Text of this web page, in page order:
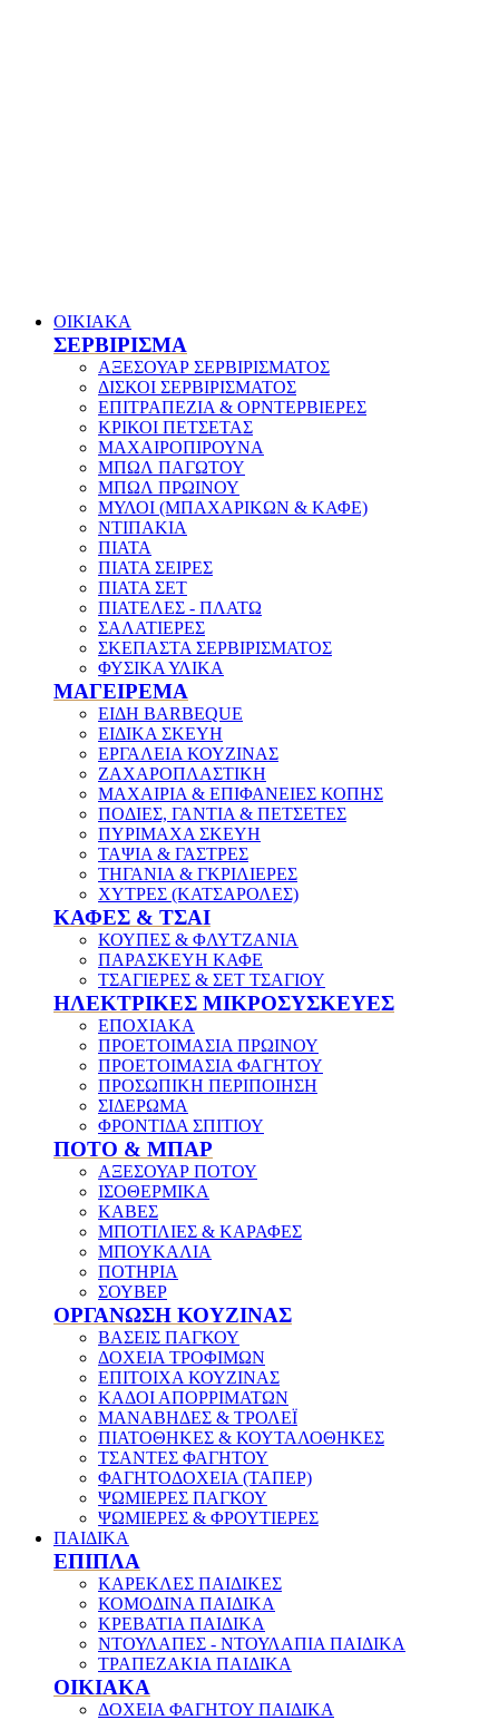
ΟΙΚΙΑΚΑ
ΣΕΡΒΙΡΙΣΜΑ
ΑΞΕΣΟΥΑΡ ΣΕΡΒΙΡΙΣΜΑΤΟΣ
ΔΙΣΚΟΙ ΣΕΡΒΙΡΙΣΜΑΤΟΣ
ΕΠΙΤΡΑΠΕΖΙΑ & ΟΡΝΤΕΡΒΙΕΡΕΣ
ΚΡΙΚΟΙ ΠΕΤΣΕΤΑΣ
ΜΑΧΑΙΡΟΠΙΡΟΥΝΑ
ΜΠΩΛ ΠΑΓΩΤΟΥ
ΜΠΩΛ ΠΡΩΙΝΟΥ
ΜΥΛΟΙ (ΜΠΑΧΑΡΙΚΩΝ & ΚΑΦΕ)
ΝΤΙΠΑΚΙΑ
ΠΙΑΤΑ
ΠΙΑΤΑ ΣΕΙΡΕΣ
ΠΙΑΤΑ ΣΕΤ
ΠΙΑΤΕΛΕΣ - ΠΛΑΤΩ
ΣΑΛΑΤΙΕΡΕΣ
ΣΚΕΠΑΣΤΑ ΣΕΡΒΙΡΙΣΜΑΤΟΣ
ΦΥΣΙΚΑ ΥΛΙΚΑ
ΜΑΓΕΙΡΕΜΑ
ΕΙΔΗ BARBEQUE
ΕΙΔΙΚΑ ΣΚΕΥΗ
ΕΡΓΑΛΕΙΑ ΚΟΥΖΙΝΑΣ
ΖΑΧΑΡΟΠΛΑΣΤΙΚΗ
ΜΑΧΑΙΡΙΑ & ΕΠΙΦΑΝΕΙΕΣ ΚΟΠΗΣ
ΠΟΔΙΕΣ, ΓΑΝΤΙΑ & ΠΕΤΣΕΤΕΣ
ΠΥΡΙΜΑΧΑ ΣΚΕΥΗ
ΤΑΨΙΑ & ΓΑΣΤΡΕΣ
ΤΗΓΑΝΙΑ & ΓΚΡΙΛΙΕΡΕΣ
ΧΥΤΡΕΣ (ΚΑΤΣΑΡΟΛΕΣ)
ΚΑΦΕΣ & ΤΣΑΙ
ΚΟΥΠΕΣ & ΦΛΥΤΖΑΝΙΑ
ΠΑΡΑΣΚΕΥΗ ΚΑΦΕ
ΤΣΑΓΙΕΡΕΣ & ΣΕΤ ΤΣΑΓΙΟΥ
ΗΛΕΚΤΡΙΚΕΣ ΜΙΚΡΟΣΥΣΚΕΥΕΣ
ΕΠΟΧΙΑΚΑ
ΠΡΟΕΤΟΙΜΑΣΙΑ ΠΡΩΙΝΟΥ
ΠΡΟΕΤΟΙΜΑΣΙΑ ΦΑΓΗΤΟΥ
ΠΡΟΣΩΠΙΚΗ ΠΕΡΙΠΟΙΗΣΗ
ΣΙΔΕΡΩΜΑ
ΦΡΟΝΤΙΔΑ ΣΠΙΤΙΟΥ
ΠΟΤΟ & ΜΠΑΡ
ΑΞΕΣΟΥΑΡ ΠΟΤΟΥ
ΙΣΟΘΕΡΜΙΚΑ
ΚΑΒΕΣ
ΜΠΟΤΙΛΙΕΣ & ΚΑΡΑΦΕΣ
ΜΠΟΥΚΑΛΙΑ
ΠΟΤΗΡΙΑ
ΣΟΥΒΕΡ
ΟΡΓΑΝΩΣΗ ΚΟΥΖΙΝΑΣ
ΒΑΣΕΙΣ ΠΑΓΚΟΥ
ΔΟΧΕΙΑ ΤΡΟΦΙΜΩΝ
ΕΠΙΤΟΙΧΑ ΚΟΥΖΙΝΑΣ
ΚΑΔΟΙ ΑΠΟΡΡΙΜΑΤΩΝ
ΜΑΝΑΒΗΔΕΣ & ΤΡΟΛΕΪ
ΠΙΑΤΟΘΗΚΕΣ & ΚΟΥΤΑΛΟΘΗΚΕΣ
ΤΣΑΝΤΕΣ ΦΑΓΗΤΟΥ
ΦΑΓΗΤΟΔΟΧΕΙΑ (ΤΑΠΕΡ)
ΨΩΜΙΕΡΕΣ ΠΑΓΚΟΥ
ΨΩΜΙΕΡΕΣ & ΦΡΟΥΤΙΕΡΕΣ
ΠΑΙΔΙΚΑ
ΕΠΙΠΛΑ
ΚΑΡΕΚΛΕΣ ΠΑΙΔΙΚΕΣ
ΚΟΜΟΔΙΝΑ ΠΑΙΔΙΚΑ
ΚΡΕΒΑΤΙΑ ΠΑΙΔΙΚΑ
ΝΤΟΥΛΑΠΕΣ - ΝΤΟΥΛΑΠΙΑ ΠΑΙΔΙΚΑ
ΤΡΑΠΕΖΑΚΙΑ ΠΑΙΔΙΚΑ
ΟΙΚΙΑΚΑ
ΔΟΧΕΙΑ ΦΑΓΗΤΟΥ ΠΑΙΔΙΚΑ